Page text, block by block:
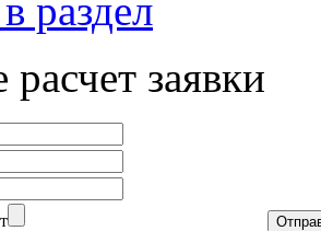
раздел
расчет заявки